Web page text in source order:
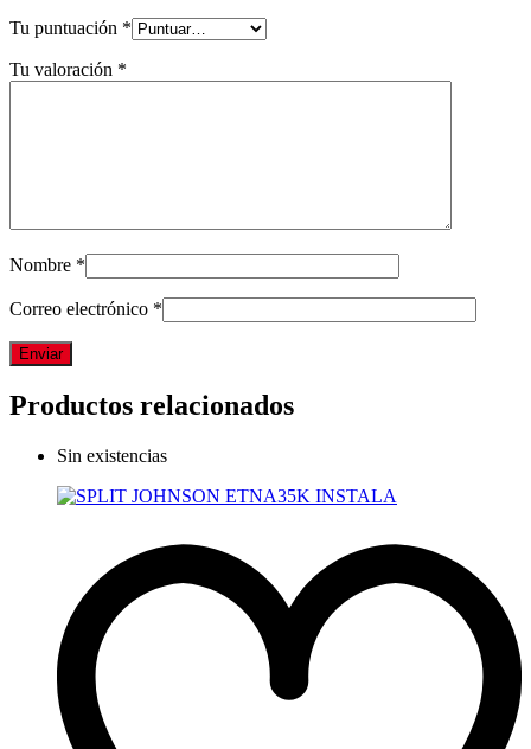
Tu puntuación *
Tu valoración *
Nombre *
Correo electrónico *
Productos relacionados
Sin existencias